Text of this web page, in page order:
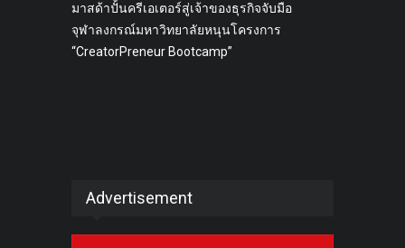
มาสด้าปั้นครีเอเตอร์สู่เจ้าของธุรกิจจับมือ
จุฬาลงกรณ์มหาวิทยาลัยหนุนโครงการ
“CreatorPreneur Bootcamp”
Advertisement